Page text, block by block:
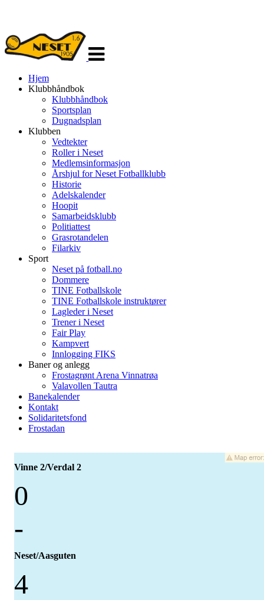
navigasjon
Hjem
Klubbhåndbok
Klubbhåndbok
Sportsplan
Dugnadsplan
Klubben
Vedtekter
Roller i Neset
Medlemsinformasjon
Årshjul for Neset Fotballklubb
Historie
Adelskalender
Hoopit
Samarbeidsklubb
Politiattest
Grasrotandelen
Filarkiv
Sport
Neset på fotball.no
Dommere
TINE Fotballskole
TINE Fotballskole instruktører
Lagleder i Neset
Trener i Neset
Fair Play
Kampvert
Innlogging FIKS
Baner og anlegg
Frostagrønt Arena Vinnatrøa
Valavollen Tautra
Banekalender
Kontakt
Solidaritetsfond
Frostadan
Vinne 2/Verdal 2
0
-
Neset/Aasguten
4